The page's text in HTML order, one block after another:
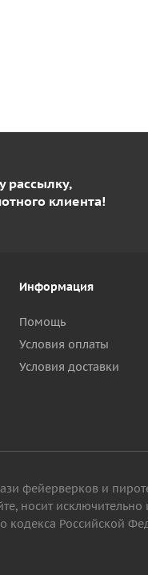
рассылку,
клиента!
Информация
Помощь
Условия оплаты
Условия доставки
фейерверков и
носит
кодекса Российской